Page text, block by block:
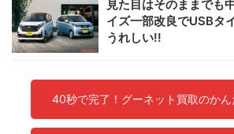
見た目はそのままでも
イズ一部改良でUSBタ
うれしい!!
40秒で完了！グーネット買取のか